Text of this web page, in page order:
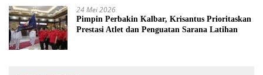
24 Mei 2026
Pimpin Perbakin Kalbar, Krisantus Prioritaskan
Prestasi Atlet dan Penguatan Sarana Latihan